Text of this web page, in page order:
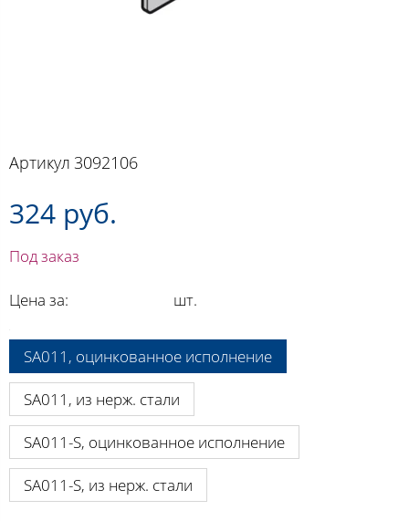
Артикул 3092106
324 руб.
Под заказ
Цена за: шт.
SA011, оцинкованное исполнение
SA011, из нерж. стали
SA011-S, оцинкованное исполнение
SA011-S, из нерж. стали